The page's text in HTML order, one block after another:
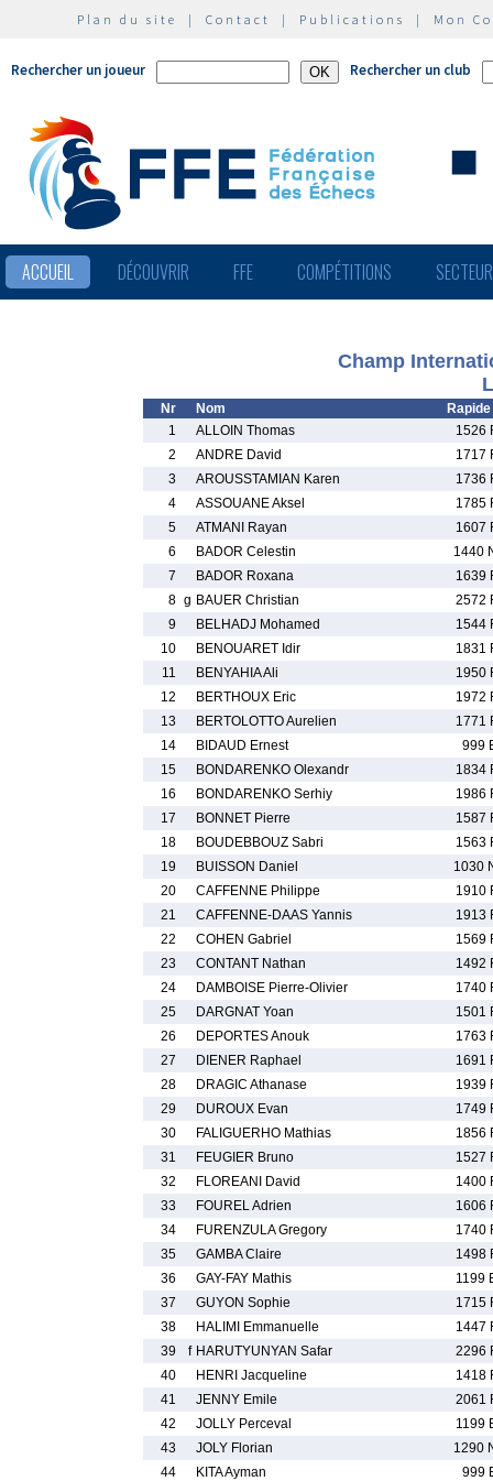
Plan du site | Contact | Publications | Mon
Rechercher un joueur Rechercher un club
ACCUEIL DÉCOUVRIR FFE COMPÉTITIONS
Champ
Nr Nom
Rapide
1
ALLOIN Thomas
1526
2
ANDRE David
1717
3
AROUSSTAMIAN Karen
1736
4
ASSOUANE Aksel
1785
5
ATMANI Rayan
1607
6
BADOR Celestin
1440
7
BADOR Roxana
1639
8 g BAUER Christian
2572
9
BELHADJ Mohamed
1544
10
BENOUARET Idir
1831
11
BENYAHIA Ali
1950
12
BERTHOUX Eric
1972
13
BERTOLOTTO Aurelien
1771
14
BIDAUD Ernest
999
15
BONDARENKO Olexandr
1834
16
BONDARENKO Serhiy
1986
17
BONNET Pierre
1587
18
BOUDEBBOUZ Sabri
1563
19
BUISSON Daniel
1030
20
CAFFENNE Philippe
1910
21
CAFFENNE-DAAS Yannis
1913
22
COHEN Gabriel
1569
23
CONTANT Nathan
1492
24
DAMBOISE Pierre-Olivier
1740
25
DARGNAT Yoan
1501
26
DEPORTES Anouk
1763
27
DIENER Raphael
1691
28
DRAGIC Athanase
1939
29
DUROUX Evan
1749
30
FALIGUERHO Mathias
1856
31
FEUGIER Bruno
1527
32
FLOREANI David
1400
33
FOUREL Adrien
1606
34
FURENZULA Gregory
1740
35
GAMBA Claire
1498
36
GAY-FAY Mathis
1199
37
GUYON Sophie
1715
38
HALIMI Emmanuelle
1447
39
f HARUTYUNYAN Safar
2296
40
HENRI Jacqueline
1418
41
JENNY Emile
2061
42
JOLLY Perceval
1199
43
JOLY Florian
1290
44
KITA Ayman
999